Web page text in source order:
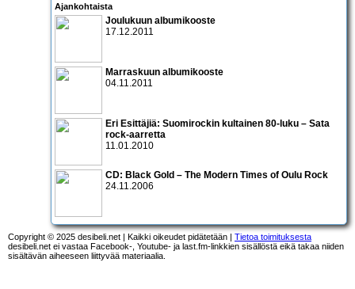
Ajankohtaista
Joulukuun albumikooste
17.12.2011
Marraskuun albumikooste
04.11.2011
Eri Esittäjiä: Suomirockin kultainen 80-luku – Sata
rock-aarretta
11.01.2010
CD: Black Gold – The Modern Times of Oulu Rock
24.11.2006
Copyright © 2025 desibeli.net | Kaikki oikeudet pidätetään | Tietoa toimituksesta
desibeli.net ei vastaa Facebook-, Youtube- ja last.fm-linkkien sisällöstä eikä takaa niiden
sisältävän aiheeseen liittyvää materiaalia.